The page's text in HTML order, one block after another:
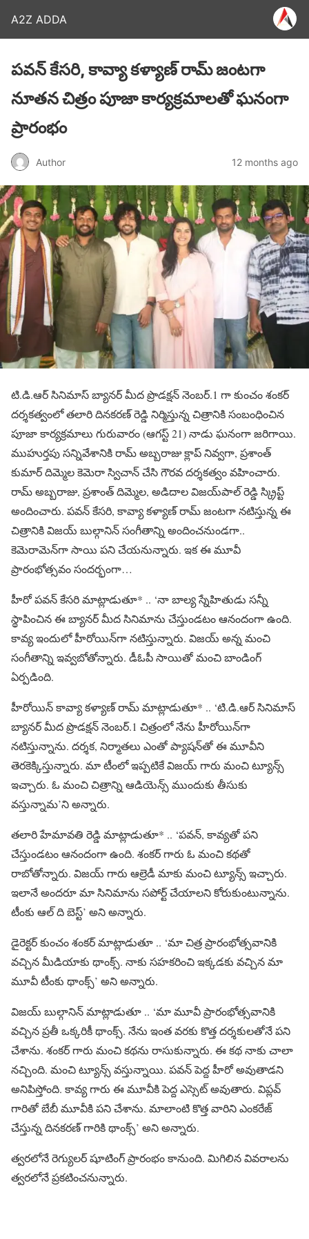
A2Z ADDA
ప‌వ‌న్ కేస‌రి, కావ్యా క‌ళ్యాణ్ రామ్ జంటగా
నూతన చిత్రం పూజా కార్యక్రమాలతో ఘనంగా
ప్రారంభం
Author 12 months ago
టి.డి.ఆర్ సినిమాస్ బ్యానర్ మీద ప్రొడక్షన్ నెంబర్.1 గా కుంచం శంకర్
దర్శకత్వంలో తలారి దినకరణ్ రెడ్డి నిర్మిస్తున్న చిత్రానికి సంబంధించిన
పూజా కార్యక్రమాలు గురువారం (ఆగస్ట్ 21) నాడు ఘనంగా జరిగాయి.
ముహుర్త‌పు స‌న్నివేశానికి రామ్ అబ్బ‌రాజు క్లాప్ నివ్వ‌గా, ప్ర‌శాంత్
కుమార్ దిమ్మెల కెమెరా స్విచాన్ చేసి గౌర‌వ ద‌ర్శ‌క‌త్వం వ‌హించారు.
రామ్ అబ్బ‌రాజు, ప్ర‌శాంత్ దిమ్మెల‌, అడిదాల విజ‌య్‌పాల్ రెడ్డి స్క్రిప్ట్
అందించారు. ప‌వ‌న్ కేస‌రి, కావ్యా క‌ళ్యాణ్ రామ్ జంటగా నటిస్తున్న ఈ
చిత్రానికి విజయ్ బుల్గానిన్ సంగీతాన్ని అందించనుండగా..
కెమెరామెన్‌గా సాయి పని చేయనున్నారు. ఇక ఈ మూవీ
ప్రారంభోత్సవం సందర్భంగా…
హీరో పవన్ కేసరి మాట్లాడుతూ* .. ‘నా బాల్య స్నేహితుడు సన్నీ
స్థాపించిన ఈ బ్యానర్ మీద సినిమాను చేస్తుండటం ఆనందంగా ఉంది.
కావ్య ఇందులో హీరోయిన్‌గా నటిస్తున్నారు. విజయ్ అన్న మంచి
సంగీతాన్ని ఇవ్వబోతోన్నారు. డీఓపీ సాయితో మంచి బాండింగ్
ఏర్పడింది.
హీరోయిన్ కావ్యా కళ్యాణ్ రామ్ మాట్లాడుతూ* .. ‘టి.డి.ఆర్ సినిమాస్
బ్యానర్ మీద ప్రొడక్షన్ నెంబర్.1 చిత్రంలో నేను హీరోయిన్‌గా
నటిస్తున్నాను. దర్శక, నిర్మాతలు ఎంతో ప్యాషన్‌తో ఈ మూవీని
తెరకెక్కిస్తున్నారు. మా టీంలో ఇప్పటికే విజయ్ గారు మంచి ట్యూన్స్
ఇచ్చారు. ఓ మంచి చిత్రాన్ని ఆడియెన్స్ ముందుకు తీసుకు
వస్తున్నామ’ని అన్నారు.
తలారి హేమావతి రెడ్డి మాట్లాడుతూ* .. ‘పవన్, కావ్యతో పని
చేస్తుండటం ఆనందంగా ఉంది. శంకర్ గారు ఓ మంచి కథతో
రాబోతోన్నారు. విజయ్ గారు ఆల్రెడీ మాకు మంచి ట్యూన్స్ ఇచ్చారు.
ఇలానే అందరూ మా సినిమాను సపోర్ట్ చేయాలని కోరుకుంటున్నాను.
టీంకు ఆల్ ది బెస్ట్’ అని అన్నారు.
డైరెక్టర్ కుంచం శంకర్ మాట్లాడుతూ .. ‘మా చిత్ర ప్రారంభోత్సవానికి
వచ్చిన మీడియాకు థాంక్స్. నాకు సహకరించి ఇక్కడకు వచ్చిన మా
మూవీ టీంకు థాంక్స్’ అని అన్నారు.
విజయ్ బుల్గానిన్ మాట్లాడుతూ .. ‘మా మూవీ ప్రారంభోత్సవానికి
వచ్చిన ప్రతీ ఒక్కరికీ థాంక్స్. నేను ఇంత వరకు కొత్త దర్శకులతోనే పని
చేశాను. శంకర్ గారు మంచి కథను రాసుకున్నారు. ఈ కథ నాకు చాలా
నచ్చింది. మంచి ట్యూన్స్ వస్తున్నాయి. పవన్ పెద్ద హీరో అవుతాడని
అనిపిస్తోంది. కావ్య గారు ఈ మూవీకి పెద్ద ఎస్సెట్ అవుతారు. విప్లవ్
గారితో బేబీ మూవీకి పని చేశాను. మాలాంటి కొత్త వారిని ఎంకరేజ్
చేస్తున్న దినకరణ్ గారికి థాంక్స్’ అని అన్నారు.
త్వరలోనే రెగ్యులర్ షూటింగ్ ప్రారంభం కానుంది. మిగిలిన వివరాలను
త్వరలోనే ప్రకటించనున్నారు.